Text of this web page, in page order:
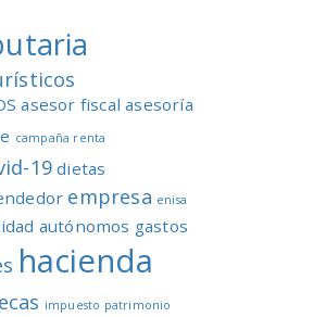
asesor fiscal asesoría
campaña renta
19 dietas
empresa enisa
autónomos gastos
hacienda
impuesto patrimonio